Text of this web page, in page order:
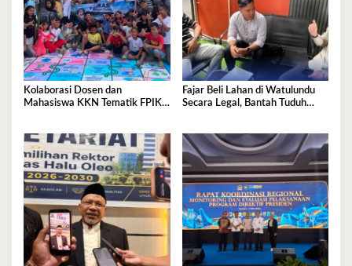
Kolaborasi Dosen dan
Mahasiswa KKN Tematik FPIK
anak di Kelurahan Lapulu
Fajar Beli Lahan di Watulundu
Secara Legal, Bantah Tuduh